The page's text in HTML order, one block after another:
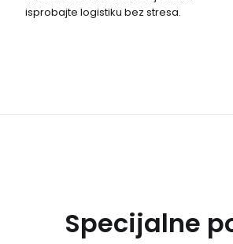
isprobajte logistiku bez stresa.
Specijalne